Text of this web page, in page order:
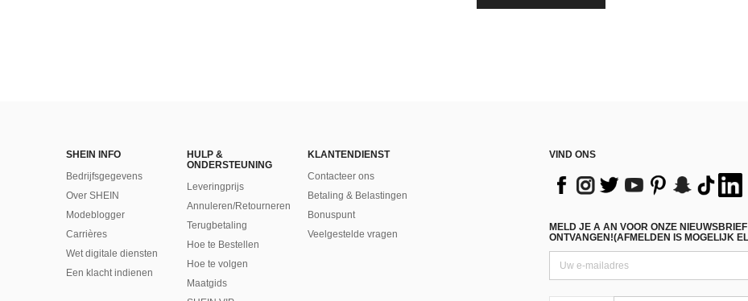
SHEIN INFO
Bedrijfsgegevens
Over SHEIN
Modeblogger
Carrières
Wet digitale diensten
Een klacht indienen
HULP &
ONDERSTEUNING
Leveringprijs
Annuleren/Retourneren
Terugbetaling
Hoe te Bestellen
Hoe te volgen
Maatgids
KLANTENDIENST
Contacteer ons
Betaling & Belastingen
Bonuspunt
Veelgestelde vragen
VIND ONS
MELD JE A AN VOOR ONZE
ONTVANGEN!(AFMELDEN IS MOGELIJK